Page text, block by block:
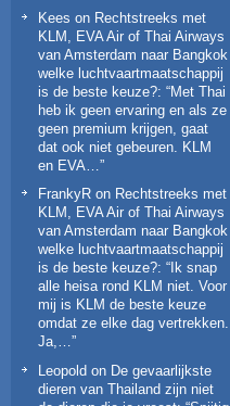
Kees on Rechtstreeks met
KLM, EVA Air of Thai Airways
van Amsterdam naar Bangkok
welke luchtvaartmaatschappij
is de beste keuze?: “Met Thai
heb ik geen ervaring en als ze
geen premium krijgen, gaat
dat ook niet gebeuren. KLM
en EVA…”
FrankyR on Rechtstreeks met
KLM, EVA Air of Thai Airways
van Amsterdam naar Bangkok
welke luchtvaartmaatschappij
is de beste keuze?: “ Ik snap
alle heisa rond KLM niet. Voor
mij is KLM de beste keuze
omdat ze elke dag vertrekken.
Ja,…”
Leopold on De gevaarlijkste
dieren van Thailand zijn niet